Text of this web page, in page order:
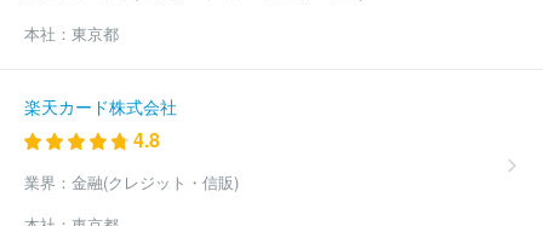
本社： 東京都
楽天カード株式会社
4.8
業界： 金融(クレジット・信販)